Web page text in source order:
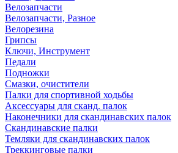
Велозапчасти
Велозапчасти, Разное
Велорезина
Грипсы
Ключи, Инструмент
Педали
Подножки
Смазки, очистители
Палки для спортивной ходьбы
Аксессуары для сканд. палок
Наконечники для скандинавских палок
Скандинавские палки
Темляки для скандинавских палок
Треккинговые палки